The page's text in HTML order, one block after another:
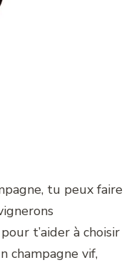
tu peux faire
t’aider à choisir
champagne vif,